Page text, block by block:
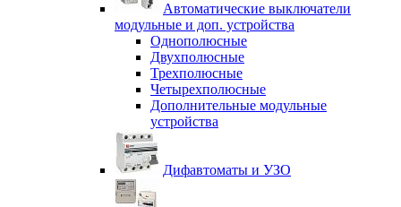
Автоматические выключатели
модульные и доп. устройства
Однополюсные
Двухполюсные
Трехполюсные
Четырехполюсные
Дополнительные модульные
устройства
Дифавтоматы и УЗО